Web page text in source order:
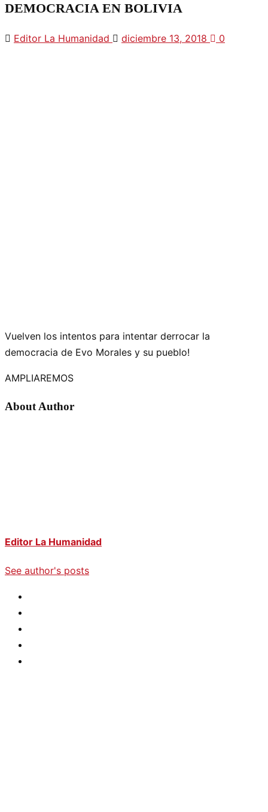
DEMOCRACIA EN BOLIVIA
Editor La Humanidad diciembre 13, 2018 0
Vuelven los intentos para intentar derrocar la
democracia de Evo Morales y su pueblo!
AMPLIAREMOS
About Author
Editor La Humanidad
See author's posts